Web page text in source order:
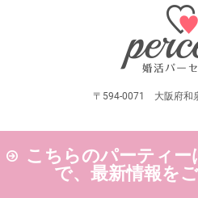
こちらのパーティ
で、最新情報を
〒594-0071 大阪府和
大阪の婚活・恋活パーティーなら【婚